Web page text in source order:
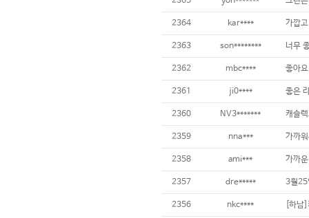
2364 kar**** 가깝
2363 son******** 너무
2362 mbc**** 좋아
2361 ji0**** 좋은
2360 NV3******* 캐슬
2359 nna*** 가까
2358 ami*** 가까
2357 dre***** 3월25
2356 nkc**** [하남